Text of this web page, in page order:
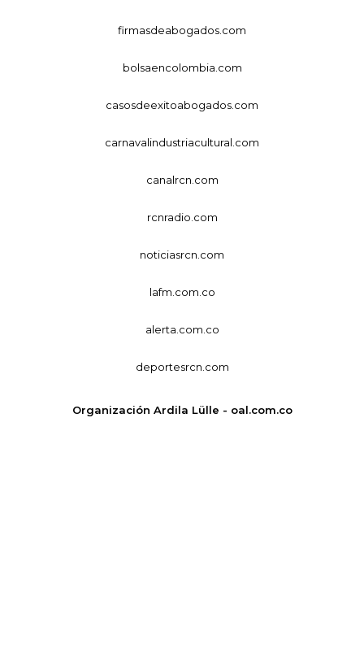
firmasdeabogados.com
bolsaencolombia.com
casosdeexitoabogados.com
carnavalindustriacultural.com
canalrcn.com
rcnradio.com
noticiasrcn.com
lafm.com.co
alerta.com.co
deportesrcn.com
Organización Ardila Lülle - oal.com.co